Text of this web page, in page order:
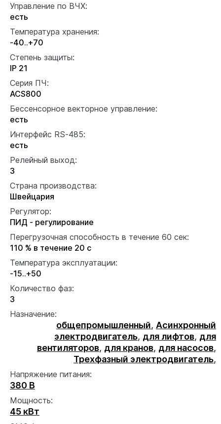
Управление по ВЧХ:
есть
Температура хранения:
-40..+70
Степень защиты:
IP 21
Серия ПЧ:
ACS800
Бессенсорное векторное управление:
есть
Интерфейс RS-485:
есть
Релейный выход:
3
Страна производства:
Швейцария
Регулятор:
ПИД - регулирование
Перегрузочная способность в течение 60 сек:
110 % в течение 20 с
Температура эксплуатации:
-15..+50
Количество фаз:
3
Назначение:
общепромышленный, Асинхронный
электродвигатель, для лифтов, для
вентиляторов, для кранов, для насосов,
Трехфазный электродвигатель,
Напряжение питания:
380 В
Мощность:
45 кВт